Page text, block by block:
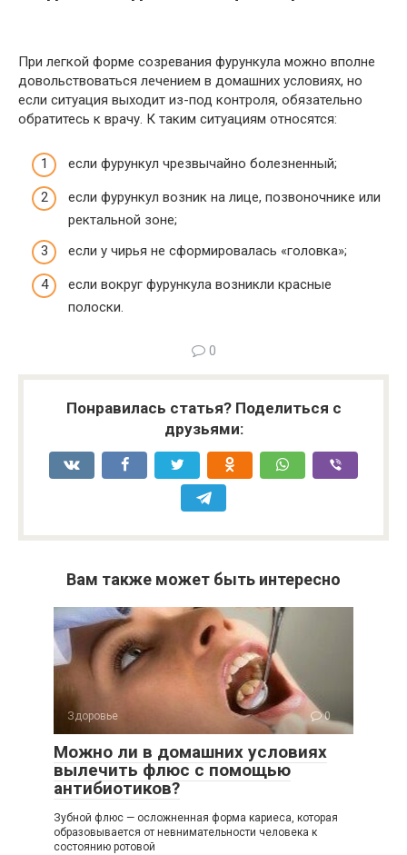
При легкой форме созревания фурункула можно вполне
довольствоваться лечением в домашних условиях, но
если ситуация выходит из-под контроля, обязательно
обратитесь к врачу. К таким ситуациям относятся:
если фурункул чрезвычайно болезненный;
если фурункул возник на лице, позвоночнике или
ректальной зоне;
если у чирья не сформировалась «головка»;
если вокруг фурункула возникли красные
полоски.
0
Понравилась статья? Поделиться с
друзьями:
Вам также может быть интересно
Здоровье 0
Можно ли в домашних условиях
вылечить флюс с помощью
антибиотиков?
Зубной флюс — осложненная форма кариеса, которая
образовывается от невнимательности человека к
состоянию ротовой